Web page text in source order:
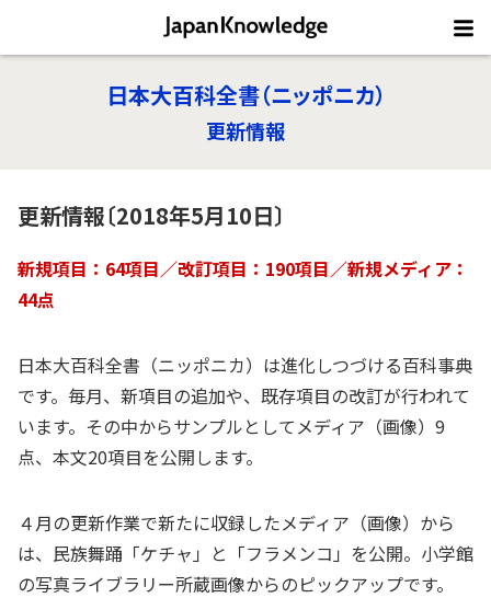
日本大百科全書（ニッポニカ）
更新情報
更新情報〔2018年5月10日〕
新規項目：64項目／改訂項目：190項目／新規メディア：
44点
日本大百科全書（ニッポニカ）は進化しつづける百科事典
です。毎月、新項目の追加や、既存項目の改訂が行われて
います。その中からサンプルとしてメディア（画像）9
点、本文20項目を公開します。
４月の更新作業で新たに収録したメディア（画像）から
は、民族舞踊「ケチャ」と「フラメンコ」を公開。小学館
の写真ライブラリー所蔵画像からのピックアップです。